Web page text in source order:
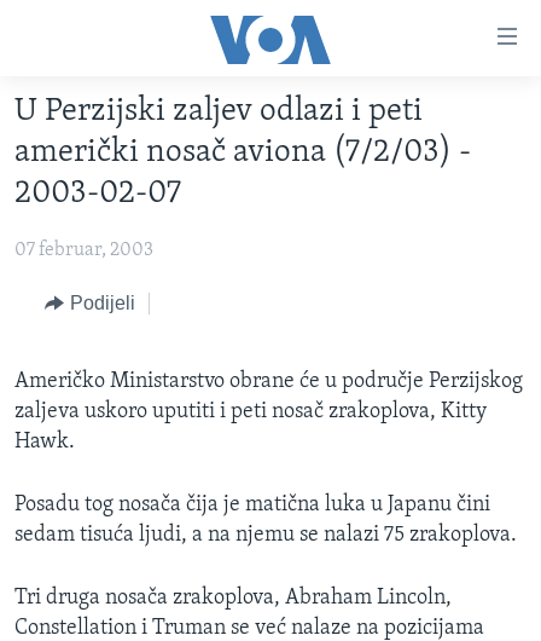
glavni
sadržaj
Pređi
na
glavnu
TV PROGRAM
VIJESTI
SJEDINJENE AMERIČKE DRŽAVE
SVIJET
NAUKA I TEHNOLOGIJA
KORUPCIJA
SLOBODA MEDIJA
IZBJEGLIČKA STRANA
O GLASU AMERIKE
U Perzijski zaljev odlazi i peti
američki nosač aviona (7/2/03) -
2003-02-07
07 februar, 2003
Podijeli
Američko Ministarstvo obrane će u područje Perzijskog
zaljeva uskoro uputiti i peti nosač zrakoplova, Kitty
Hawk.
Posadu tog nosača čija je matična luka u Japanu čini
sedam tisuća ljudi, a na njemu se nalazi 75 zrakoplova.
Tri druga nosača zrakoplova, Abraham Lincoln,
Constellation i Truman se već nalaze na pozicijama